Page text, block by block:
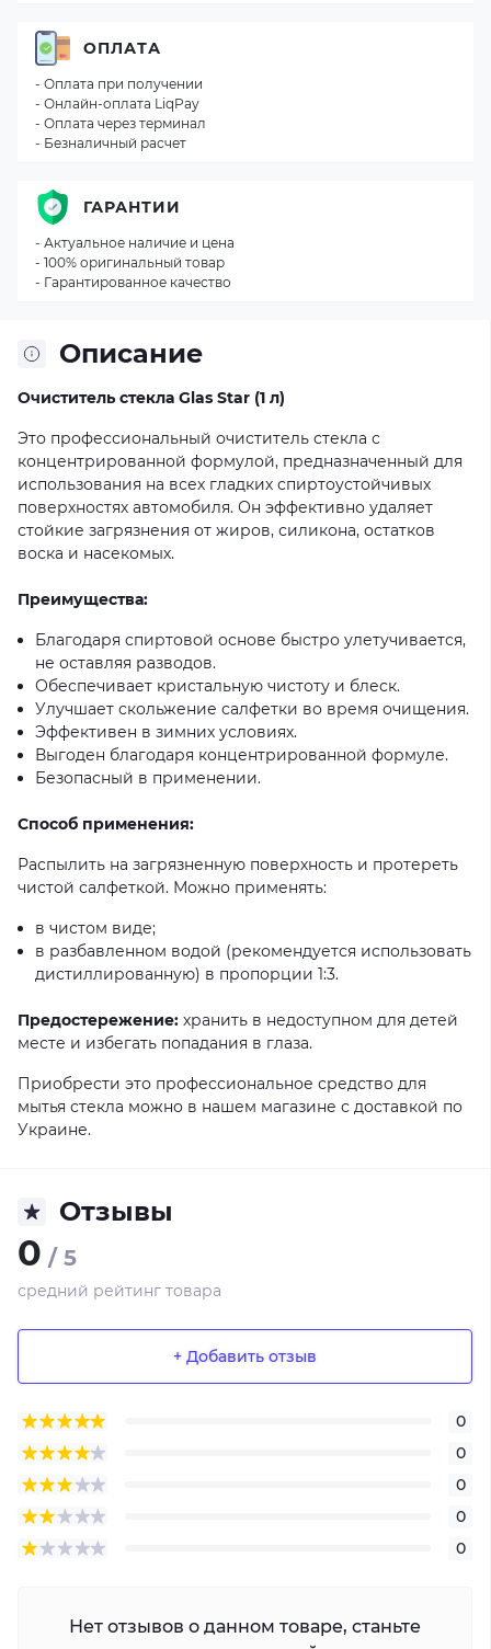
Описание
Очиститель стекла Glas Star (1 л)
Это профессиональный очиститель стекла с
концентрированной формулой, предназначенный для
использования на всех гладких спиртоустойчивых
поверхностях автомобиля. Он эффективно удаляет
стойкие загрязнения от жиров, силикона, остатков
воска и насекомых.
Преимущества:
Благодаря спиртовой основе быстро улетучивается,
не оставляя разводов.
Обеспечивает кристальную чистоту и блеск.
Улучшает скольжение салфетки во время очищения.
Эффективен в зимних условиях.
Выгоден благодаря концентрированной формуле.
Безопасный в применении.
Способ применения:
Распылить на загрязненную поверхность и протереть
чистой салфеткой. Можно применять:
в чистом виде;
в разбавленном водой (рекомендуется использовать
дистиллированную) в пропорции 1:3.
Предостережение: хранить в недоступном для детей
месте и избегать попадания в глаза.
Приобрести это профессиональное средство для
мытья стекла можно в нашем магазине с доставкой по
Украине.
Отзывы
0 / 5
средний рейтинг товара
+ Добавить отзыв
0
0
0
0
0
Нет отзывов о данном товаре, станьте
ОПЛАТА
- Оплата при получении
- Онлайн-оплата LiqPay
- Оплата через терминал
- Безналичный расчет
ГАРАНТИИ
- Актуальное наличие и цена
- 100% оригинальный товар
- Гарантированное качество